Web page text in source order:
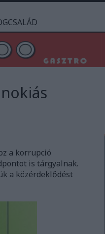
a korrupció
is tárgyalnak.
a közérdeklődést